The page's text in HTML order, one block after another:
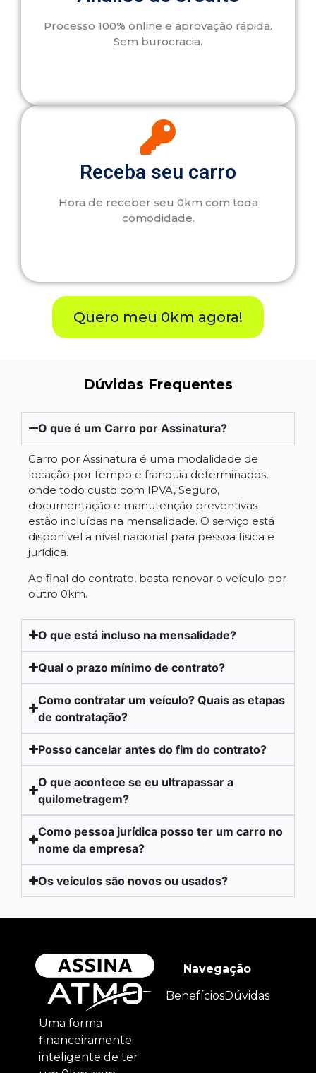
Processo 100% online e aprovação rápida.
Sem burocracia.
Receba seu carro
Hora de receber seu 0km com toda
comodidade.
Quero meu 0km agora!
Dúvidas Frequentes
O que é um Carro por Assinatura?
Carro por Assinatura é uma modalidade de
locação por tempo e franquia determinados,
onde todo custo com IPVA, Seguro,
documentação e manutenção preventivas
estão incluídas na mensalidade. O serviço está
disponível a nível nacional para pessoa física e
jurídica.
Ao final do contrato, basta renovar o veículo por
outro 0km.
O que está incluso na mensalidade?
Qual o prazo mínimo de contrato?
Como contratar um veículo? Quais as etapas
de contratação?
Posso cancelar antes do fim do contrato?
O que acontece se eu ultrapassar a
quilometragem?
Como pessoa jurídica posso ter um carro no
nome da empresa?
Os veículos são novos ou usados?
Uma forma
financeiramente
inteligente de ter
Navegação
BenefíciosDúvidas